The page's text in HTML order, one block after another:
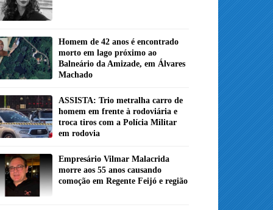
Homem de 42 anos é encontrado
morto em lago próximo ao
Balneário da Amizade, em Álvares
Machado
ASSISTA: Trio metralha carro de
homem em frente à rodoviária e
troca tiros com a Polícia Militar
em rodovia
Empresário Vilmar Malacrida
morre aos 55 anos causando
comoção em Regente Feijó e região